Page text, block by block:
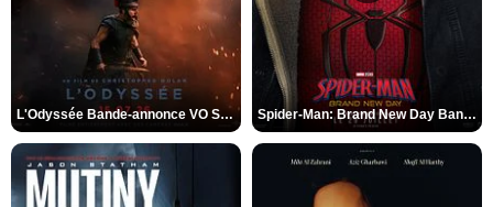
L'Odyssée Bande-annonce VO STFR Spider-Man: Brand New Day Bande-annonce VO STFR